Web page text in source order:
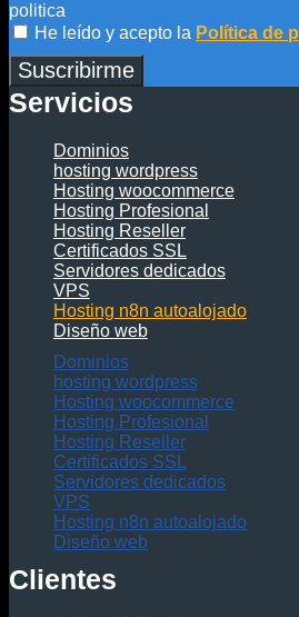
politica
He leído y acepto la Política de
Suscribirme
Servicios
Dominios
hosting wordpress
Hosting woocommerce
Hosting Profesional
Hosting Reseller
Certificados SSL
Servidores dedicados
VPS
Hosting n8n autoalojado
Diseño web
Dominios
hosting wordpress
Hosting woocommerce
Hosting Profesional
Hosting Reseller
Certificados SSL
Servidores dedicados
VPS
Hosting n8n autoalojado
Diseño web
Clientes